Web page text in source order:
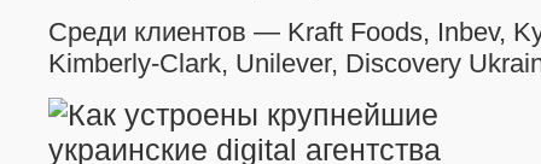
Среди клиентов — Kraft Foods, Inbev,
Kimberly-Clark, Unilever, Discovery